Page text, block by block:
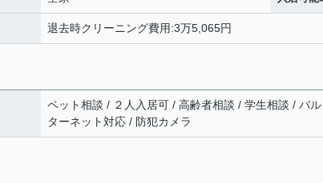
退去時クリーニング費用:3万5,065円
ペット相談 / ２人入居可 / 高齢者相談 / 学生相談 / バ
ターネット対応 / 防犯カメラ